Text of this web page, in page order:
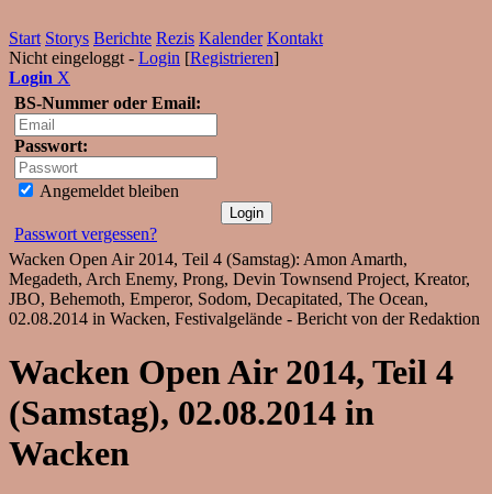
Start Storys Berichte Rezis Kalender Kontakt
Nicht eingeloggt - Login [Registrieren]
Login X
BS-Nummer oder Email:
Passwort:
Angemeldet bleiben
Passwort vergessen?
Wacken Open Air 2014, Teil 4 (Samstag): Amon Amarth,
Megadeth, Arch Enemy, Prong, Devin Townsend Project, Kreator,
JBO, Behemoth, Emperor, Sodom, Decapitated, The Ocean,
02.08.2014 in Wacken, Festivalgelände - Bericht von der Redaktion
Wacken Open Air 2014, Teil 4
(Samstag), 02.08.2014 in
Wacken